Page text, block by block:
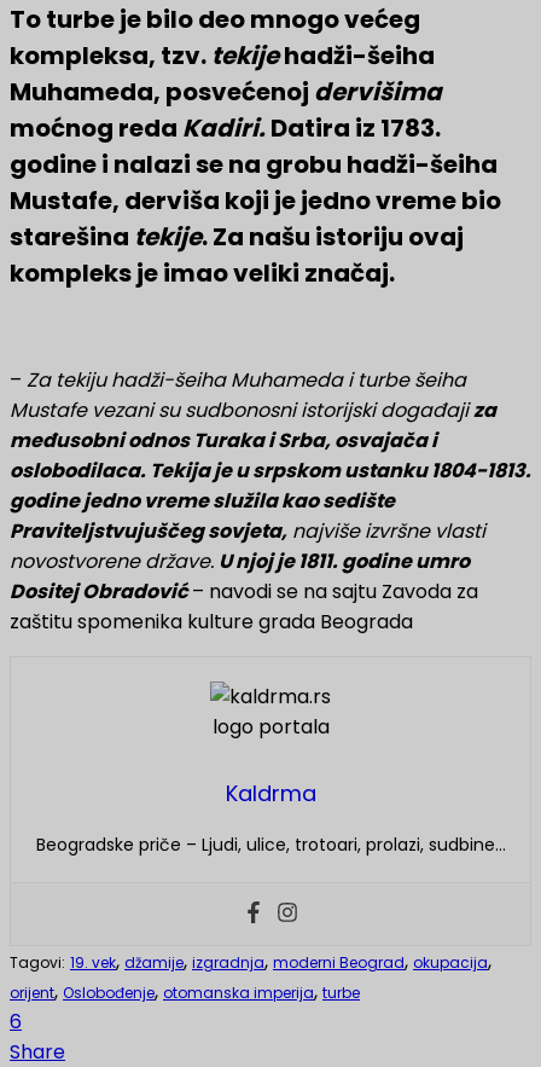
To turbe je bilo deo mnogo većeg
kompleksa, tzv. tekijehadži-šeiha
Muhameda, posvećenoj dervišima
moćnog reda Kadiri.Datira iz 1783.
godine i nalazi se na grobu hadži-šeiha
Mustafe, derviša koji je jedno vreme bio
starešina tekije. Za našu istoriju ovaj
kompleks je imao veliki značaj.
– Za tekiju hadži-šeiha Muhameda i turbe šeiha
Mustafe vezani su sudbonosni istorijski događajiza
međusobni odnos Turaka i Srba, osvajača i
oslobodilaca. Tekija je u srpskom ustanku 1804-1813.
godine jedno vreme služila kao sedište
Praviteljstvujuščeg sovjeta, najviše izvršne vlasti
novostvorene države. U njoj je 1811. godine umro
Dositej Obradović– navodi se na sajtu Zavoda za
zaštitu spomenika kulture grada Beograda
Kaldrma
Beogradske priče – Ljudi, ulice, trotoari, prolazi, sudbine…
Tagovi: 19. vek, džamije, izgradnja, moderni Beograd, okupacija,
orijent, Oslobođenje, otomanska imperija, turbe
6
Share